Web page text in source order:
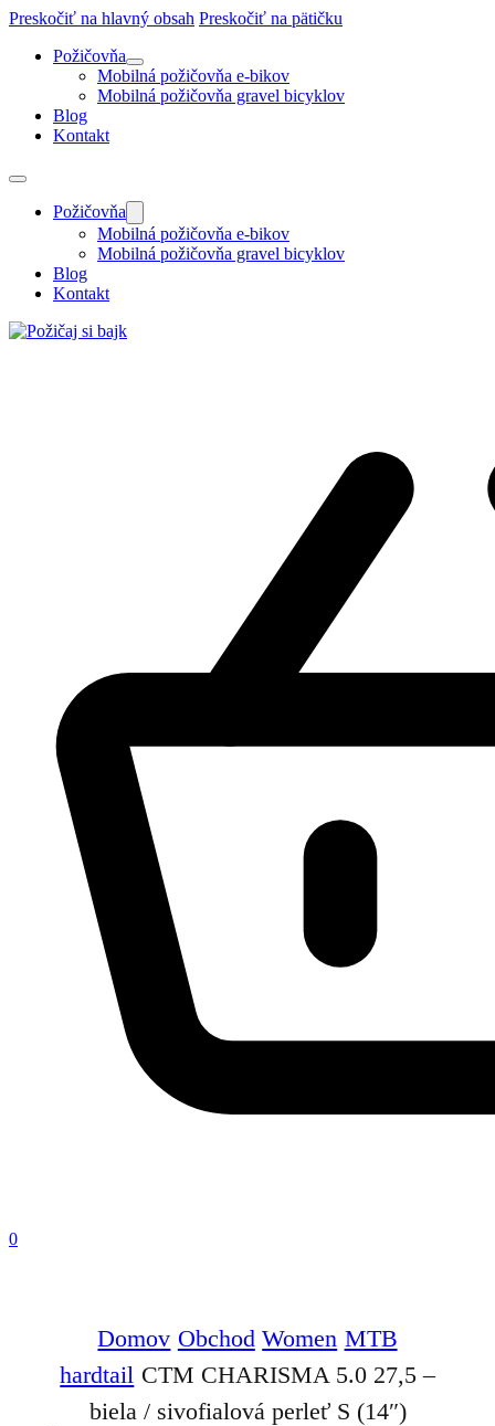
Preskočiť na hlavný obsah Preskočiť na pätičku
Požičovňa
Mobilná požičovňa e-bikov
Mobilná požičovňa gravel bicyklov
Blog
Kontakt
Požičovňa
Mobilná požičovňa e-bikov
Mobilná požičovňa gravel bicyklov
Blog
Kontakt
0
Domov Obchod Women MTB
hardtail CTM CHARISMA 5.0 27,5 –
biela / sivofialová perleť S (14″)